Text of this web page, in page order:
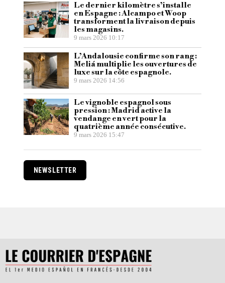
Le dernier kilomètre s’installe
en Espagne : Alcampo et Woop
transforment la livraison depuis
les magasins.
9 mars 2026 10:17
L’Andalousie confirme son rang :
Meliá multiplie les ouvertures de
luxe sur la côte espagnole.
9 mars 2026 14:56
Le vignoble espagnol sous
pression : Madrid active la
vendange en vert pour la
quatrième année consécutive.
9 mars 2026 15:47
NEWSLETTER